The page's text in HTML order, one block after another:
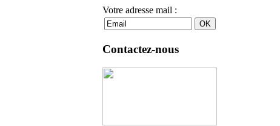
Votre adresse mail :
Contactez-nous